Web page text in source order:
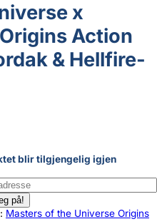
x
Action
& Hellfire-
blir tilgjengelig igjen
Masters of the Universe Origins